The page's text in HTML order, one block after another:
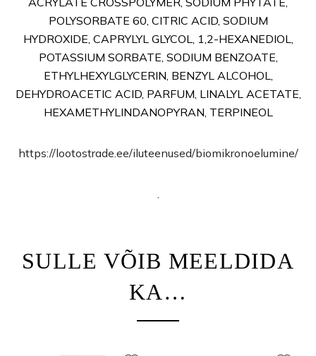
POLYSORBATE 60, CITRIC ACID, SODIUM
HYDROXIDE, CAPRYLYL GLYCOL, 1,2-HEXANEDIOL,
POTASSIUM SORBATE, SODIUM BENZOATE,
ETHYLHEXYLGLYCERIN, BENZYL ALCOHOL,
DEHYDROACETIC ACID, PARFUM, LINALYL ACETATE,
HEXAMETHYLINDANOPYRAN, TERPINEOL
https://lootostrade.ee/iluteenused/biomikronoelumine/
.
SULLE VÕIB MEELDIDA
KA…